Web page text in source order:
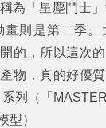
為「星塵鬥士
畫則是第二季
的，所以這次
物，真的好優
系列（「
型）